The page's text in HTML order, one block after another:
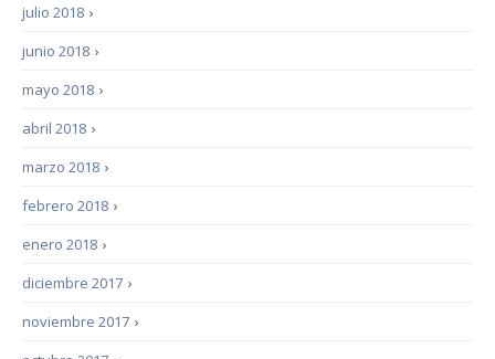
›
julio 2018
›
junio 2018
›
mayo 2018
›
abril 2018
›
marzo 2018
›
febrero 2018
›
enero 2018
›
diciembre 2017
›
noviembre 2017